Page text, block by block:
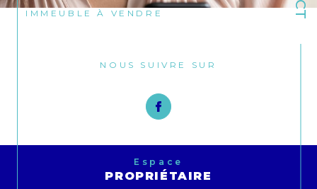
IMMEUBLE À VENDRE
NOUS SUIVRE SUR
Espace
PROPRIÉTAIRE